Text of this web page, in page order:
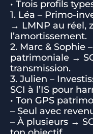
• Trois profils
1. Léa – Primo-
→ LMNP au réel,
l’amortissement.
2. Marc & Sophie
patrimoniale →
transmission.
3. Julien –
SCI à l’IS pour
• Ton GPS
– Seul avec
– À plusieurs →